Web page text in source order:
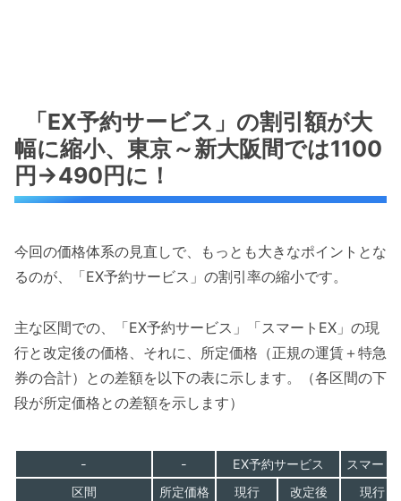
「EX予約サービス」の割引額が大
幅に縮小、東京～新大阪間では1100
円→490円に！
今回の価格体系の見直しで、もっとも大きなポイントとな
るのが、「EX予約サービス」の割引率の縮小です。
主な区間での、「EX予約サービス」「スマートEX」の現
行と改定後の価格、それに、所定価格（正規の運賃＋特急
券の合計）との差額を以下の表に示します。（各区間の下
段が所定価格との差額を示します）
- - EX予約サービス
スマート
区間
所定価格 現行 改定後 現行